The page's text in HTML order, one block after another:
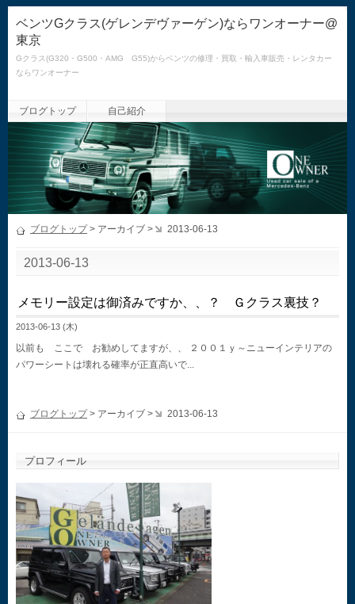
ベンツGクラス(ゲレンデヴァーゲン)ならワンオーナー@
東京
Gクラス(G320・G500・AMG G55)からベンツの修理・買取・輸入車販売・レンタカー
ならワンオーナー
ブログトップ 自己紹介
ブログトップ> アーカイブ > 2013-06-13
2013-06-13
メモリー設定は御済みですか、、？ Ｇクラス裏技？
2013-06-13 (木)
以前も ここで お勧めしてますが、、 ２００１ｙ～ニューインテリアの
パワーシートは壊れる確率が正直高いで...
ブログトップ> アーカイブ > 2013-06-13
プロフィール